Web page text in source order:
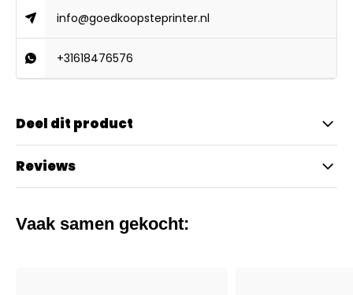
info@goedkoopsteprinter.nl
+31618476576
Deel dit product
Reviews
Vaak samen gekocht: